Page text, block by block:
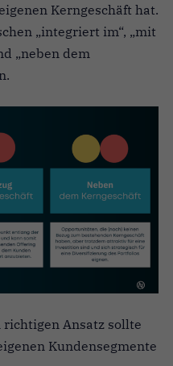
Kerngeschäft hat.
„integriert im“, „mit
„neben dem
richtigen Ansatz sollte
Kundensegmente